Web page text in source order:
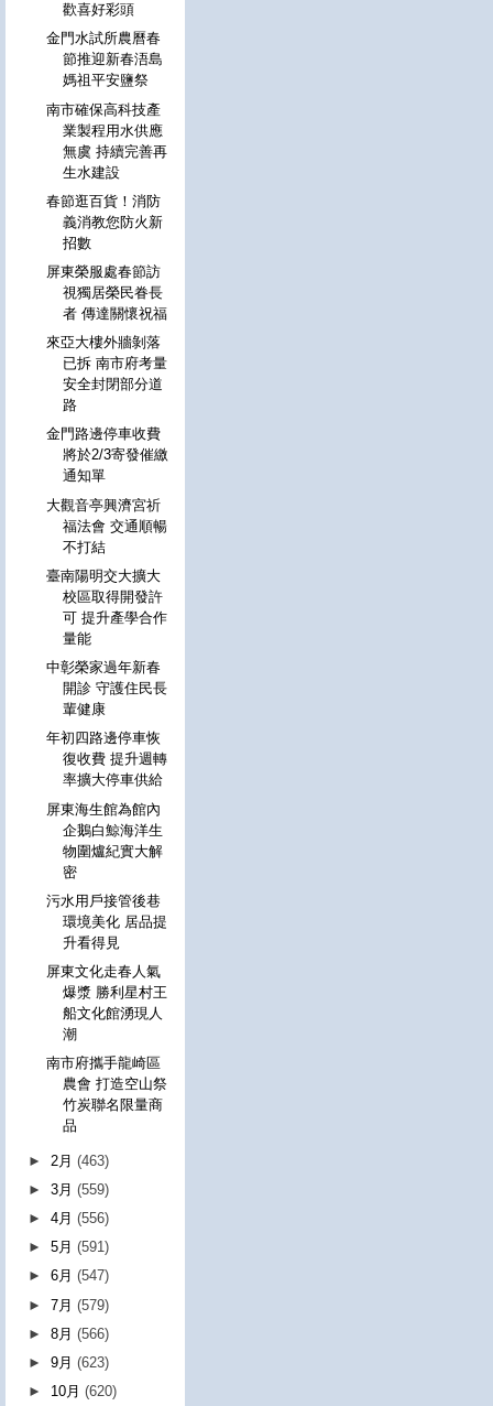
歡喜好彩頭
金門水試所農曆春
節推迎新春浯島
媽祖平安鹽祭
南市確保高科技產
業製程用水供應
無虞 持續完善再
生水建設
春節逛百貨！消防
義消教您防火新
招數
屏東榮服處春節訪
視獨居榮民眷長
者 傳達關懷祝福
來亞大樓外牆剝落
已拆 南市府考量
安全封閉部分道
路
金門路邊停車收費
將於2/3寄發催繳
通知單
大觀音亭興濟宮祈
福法會 交通順暢
不打結
臺南陽明交大擴大
校區取得開發許
可 提升產學合作
量能
中彰榮家過年新春
開診 守護住民長
輩健康
年初四路邊停車恢
復收費 提升週轉
率擴大停車供給
屏東海生館為館內
企鵝白鯨海洋生
物圍爐紀實大解
密
污水用戶接管後巷
環境美化 居品提
升看得見
屏東文化走春人氣
爆漿 勝利星村王
船文化館湧現人
潮
南市府攜手龍崎區
農會 打造空山祭
竹炭聯名限量商
品
► 2月(463)
►3月(559)
►4月(556)
►5月(591)
►6月(547)
►7月(579)
►8月(566)
►9月(623)
► 10月(620)